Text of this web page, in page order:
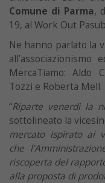
Comune di Parma,
19, al Work Out
Ne hanno parlato la
MercaTiamo: Aldo
Tozzi e Roberta Mell.
“Riparte venerdì la
sottolineato la
mercato ispirato ai
che
riscoperta del
alla proposta di